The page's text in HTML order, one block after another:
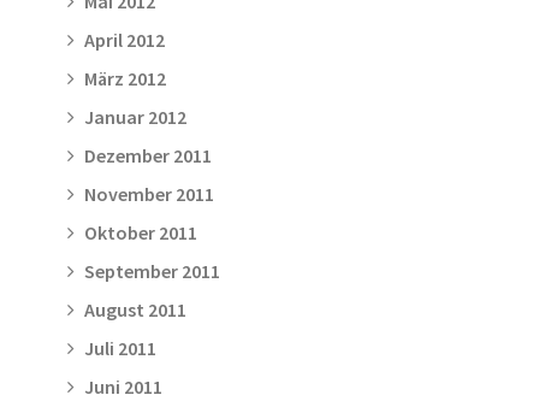
April 2012
März 2012
Januar 2012
Dezember 2011
November 2011
Oktober 2011
September 2011
August 2011
Juli 2011
Juni 2011